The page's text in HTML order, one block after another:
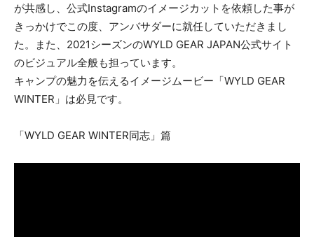
が共感し、公式Instagramのイメージカットを依頼した事が
きっかけでこの度、アンバサダーに就任していただきまし
た。また、2021シーズンのWYLD GEAR JAPAN公式サイト
のビジュアル全般も担っています。
キャンプの魅力を伝えるイメージムービー「WYLD GEAR
WINTER」は必見です。
「WYLD GEAR WINTER同志」篇